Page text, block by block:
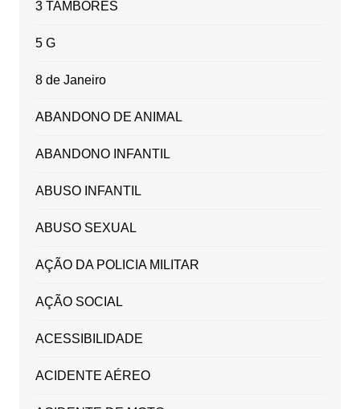
3 TAMBORES
5 G
8 de Janeiro
ABANDONO DE ANIMAL
ABANDONO INFANTIL
ABUSO INFANTIL
ABUSO SEXUAL
AÇÃO DA POLICIA MILITAR
AÇÃO SOCIAL
ACESSIBILIDADE
ACIDENTE AÉREO